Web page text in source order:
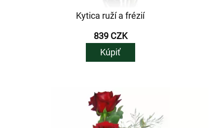
Kytica ruží a frézií
839 CZK
Kúpiť